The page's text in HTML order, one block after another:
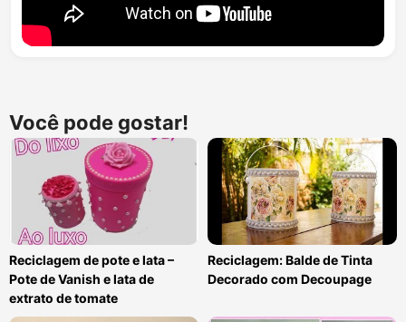
Você pode gostar!
Reciclagem de pote e lata –
Pote de Vanish e lata de
extrato de tomate
Reciclagem: Balde de Tinta
Decorado com Decoupage